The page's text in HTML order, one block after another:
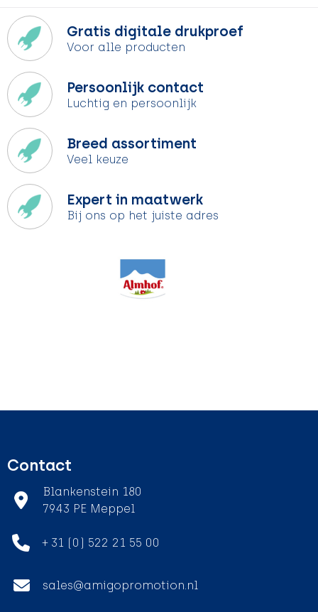
Gratis digitale drukproef
Voor alle producten
Persoonlijk contact
Luchtig en persoonlijk
Breed assortiment
Veel keuze
Expert in maatwerk
Bij ons op het juiste adres
Contact
Blankenstein 180
7943 PE Meppel
+ 31 (0) 522 21 55 00
sales@amigopromotion.nl